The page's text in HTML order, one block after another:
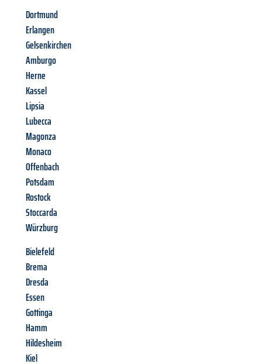
Dortmund
Erlangen
Gelsenkirchen
Amburgo
Herne
Kassel
Lipsia
Lubecca
Magonza
Monaco
Offenbach
Potsdam
Rostock
Stoccarda
Würzburg
Bielefeld
Brema
Dresda
Essen
Gottinga
Hamm
Hildesheim
Kiel